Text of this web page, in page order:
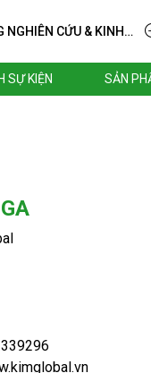
NGHIÊN CỨU & KINH
THỰC TIỄN
SỰ KIỆN SẢN